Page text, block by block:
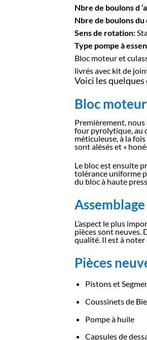
Nbre de boulons d
Nbre de boulons
Sens de rotation:
Type pompe à
Bloc moteur et
livrés avec kit de
Voici les
Bloc moteur
Premièrement,
four pyrolytique, au
méticuleuse, à la
sont alésés et «
Le bloc est ensuite
tolérance uniforme
du bloc à haute
Assemblage
L’aspect le plus
pièces sont neuves.
qualité. Il est à noter
Pièces
Pistons et
Coussinets de
Pompe à huile
Capsules de